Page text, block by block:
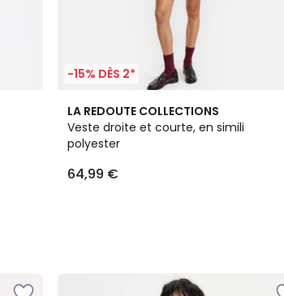
-15% DÈS 2*
LA REDOUTE COLLECTIONS
Veste droite et courte, en simili
polyester
64,99 €